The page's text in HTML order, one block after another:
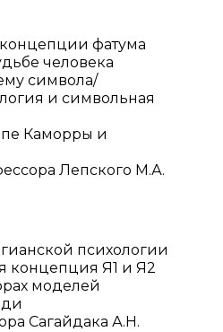
фатума
человека
символа/
и символьная
Каморры и
Лепского М.А.
психологии
концепция Я1 и Я2
моделей
Сагайдака А.Н.